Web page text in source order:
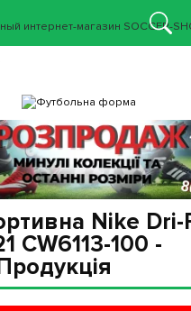
Nike Dri-
CW6113-100 -